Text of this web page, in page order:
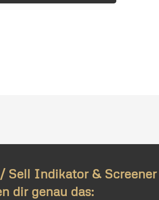
Sell Indikator &
dir genau das: